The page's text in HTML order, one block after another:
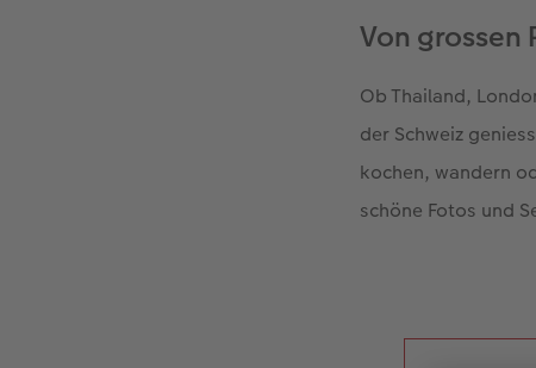
Von grossen
Ob Thailand,
der Schweiz
kochen, wandern
schöne Fotos und